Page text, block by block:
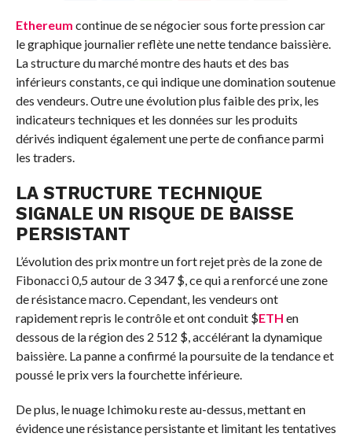
Ethereum continue de se négocier sous forte pression car
le graphique journalier reflète une nette tendance baissière.
La structure du marché montre des hauts et des bas
inférieurs constants, ce qui indique une domination soutenue
des vendeurs. Outre une évolution plus faible des prix, les
indicateurs techniques et les données sur les produits
dérivés indiquent également une perte de confiance parmi
les traders.
LA STRUCTURE TECHNIQUE
SIGNALE UN RISQUE DE BAISSE
PERSISTANT
L’évolution des prix montre un fort rejet près de la zone de
Fibonacci 0,5 autour de 3 347 $, ce qui a renforcé une zone
de résistance macro. Cependant, les vendeurs ont
rapidement repris le contrôle et ont conduit $ETH en
dessous de la région des 2 512 $, accélérant la dynamique
baissière. La panne a confirmé la poursuite de la tendance et
poussé le prix vers la fourchette inférieure.
De plus, le nuage Ichimoku reste au-dessus, mettant en
évidence une résistance persistante et limitant les tentatives